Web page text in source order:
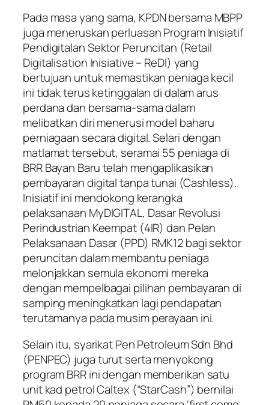
Pada masa yang sama, KPDN bersama MBPP
juga meneruskan perluasan Program Inisiatif
Pendigitalan Sektor Peruncitan (Retail
Digitalisation Inisiative – ReDI) yang
bertujuan untuk memastikan peniaga kecil
ini tidak terus ketinggalan di dalam arus
perdana dan bersama-sama dalam
melibatkan diri menerusi model baharu
perniagaan secara digital. Selari dengan
matlamat tersebut, seramai 55 peniaga di
BRR Bayan Baru telah mengaplikasikan
pembayaran digital tanpa tunai (Cashless).
Inisiatif ini mendokong kerangka
pelaksanaan MyDIGITAL, Dasar Revolusi
Perindustrian Keempat (4IR) dan Pelan
Pelaksanaan Dasar (PPD) RMK12 bagi sektor
peruncitan dalam membantu peniaga
melonjakkan semula ekonomi mereka
dengan mempelbagai pilihan pembayaran di
samping meningkatkan lagi pendapatan
terutamanya pada musim perayaan ini.
Selain itu, syarikat Pen Petroleum Sdn Bhd
(PENPEC) juga turut serta menyokong
program BRR ini dengan memberikan satu
unit kad petrol Caltex (“StarCash”) bernilai